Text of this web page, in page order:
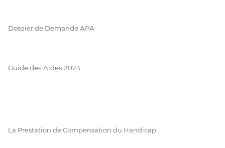
Dossier de Demande APA
Guide des Aides 2024
La Prestation de Compensation du Handicap